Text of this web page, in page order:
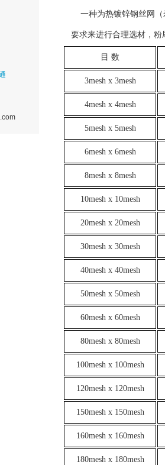
一种为热镀锌钢丝网（
要求来进行合理选材， 粉
目 数
3mesh x 3mesh
4mesh x 4mesh
5mesh x 5mesh
6mesh x 6mesh
8mesh x 8mesh
10mesh x 10mesh
20mesh x 20mesh
30mesh x 30mesh
40mesh x 40mesh
50mesh x 50mesh
60mesh x 60mesh
80mesh x 80mesh
100mesh x 100mesh
120mesh x 120mesh
150mesh x 150mesh
160mesh x 160mesh
180mesh x 180mesh